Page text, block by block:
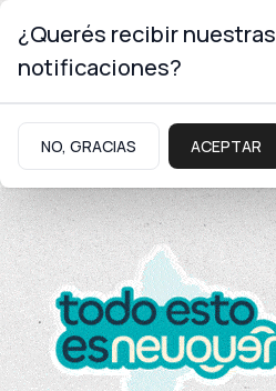
Gas
Gas
¿Querés recibir nuestras
notificaciones?
NO, GRACIAS ACEPTAR